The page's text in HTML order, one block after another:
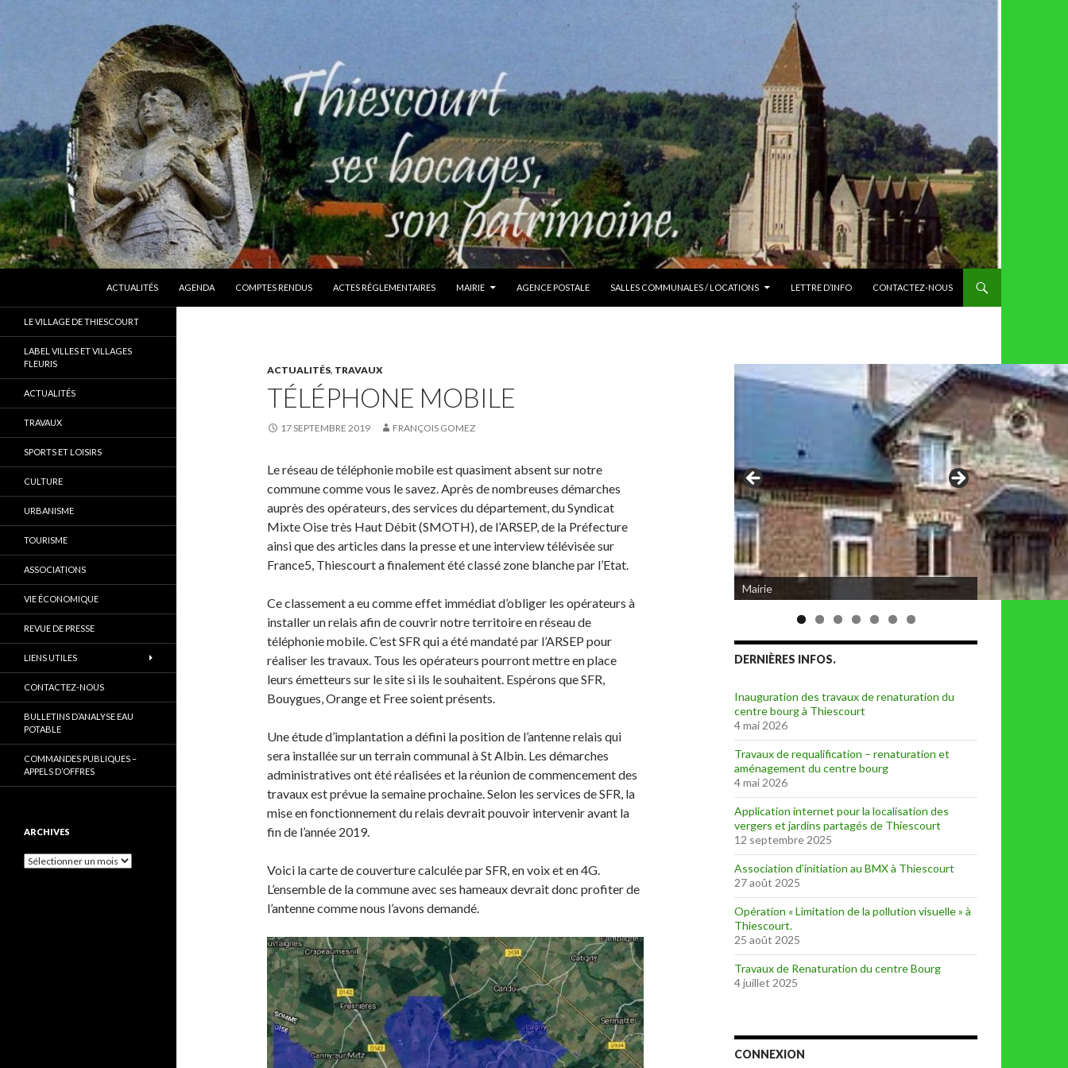
ACTUALITÉS
AGENDA COMPTES RENDUS ACTES RÉGLEMENTAIRES MAIRIE AGENCE POSTALE SALLES COMMUNALES / LOCATIONS LETTRE D’INFO CONTACTEZ-NOUS
ACTUALITÉS, TRAVAUX
TÉLÉPHONE MOBILE
17 SEPTEMBRE 2019 FRANÇOIS GOMEZ
Le réseau de téléphonie mobile est quasiment absent sur notre
commune comme vous le savez. Après de nombreuses démarches
auprès des opérateurs, des services du département, du Syndicat
Mixte Oise très Haut Débit (SMOTH), de l’ARSEP, de la Préfecture
ainsi que des articles dans la presse et une interview télévisée sur
France5, Thiescourt a finalement été classé zone blanche par l’Etat.
Ce classement a eu comme effet immédiat d’obliger les opérateurs à
installer un relais afin de couvrir notre territoire en réseau de
téléphonie mobile. C’est SFR qui a été mandaté par l’ARSEP pour
réaliser les travaux. Tous les opérateurs pourront mettre en place
leurs émetteurs sur le site si ils le souhaitent. Espérons que SFR,
Bouygues, Orange et Free soient présents.
Une étude d’implantation a défini la position de l’antenne relais qui
sera installée sur un terrain communal à St Albin. Les démarches
administratives ont été réalisées et la réunion de commencement des
travaux est prévue la semaine prochaine. Selon les services de SFR, la
mise en fonctionnement du relais devrait pouvoir intervenir avant la
fin de l’année 2019.
Voici la carte de couverture calculée par SFR, en voix et en 4G.
L’ensemble de la commune avec ses hameaux devrait donc profiter de
l’antenne comme nous l’avons demandé.
Mairie
Eglise de Thiescourt détruite durant la
grande guerre
DERNIÈRES INFOS.
Inauguration des travaux de renaturation du
centre bourg à Thiescourt
4 mai 2026
Travaux de requalification – renaturation et
aménagement du centre bourg
4 mai 2026
Application internet pour la localisation des
vergers et jardins partagés de Thiescourt
12 septembre 2025
Association d’initiation au BMX à Thiescourt
27 août 2025
Opération « Limitation de la pollution visuelle » à
Thiescourt.
25 août 2025
Travaux de Renaturation du centre Bourg
4 juillet 2025
CONNEXION
Thiescourt (Oise)
LE VILLAGE DE THIESCOURT
LABEL VILLES ET VILLAGES
FLEURIS
ACTUALITÉS
TRAVAUX
SPORTS ET LOISIRS
CULTURE
URBANISME
TOURISME
ASSOCIATIONS
VIE ÉCONOMIQUE
REVUE DE PRESSE
LIENS UTILES
CONTACTEZ-NOUS
BULLETINS D’ANALYSE EAU
POTABLE
COMMANDES PUBLIQUES –
APPELS D’OFFRES
ARCHIVES
Archives